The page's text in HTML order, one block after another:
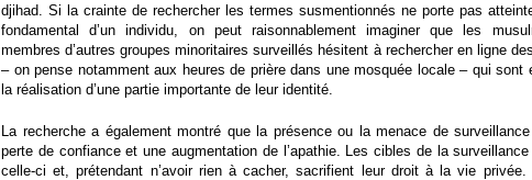
djihad. Si la crainte de rechercher les termes susmentionnés ne porte pas
fondamental d’un individu, on peut raisonnablement imaginer que les
membres d’autres groupes minoritaires surveillés hésitent à rechercher en ligne
– on pense notamment aux heures de prière dans une mosquée locale – qui sont
la réalisation d’une partie importante de leur identité.
La recherche a également montré que la présence ou la menace de
perte de confiance et une augmentation de l’apathie. Les cibles de la surveillance
celle-ci et, prétendant n’avoir rien à cacher, sacrifient leur droit à la vie privée.